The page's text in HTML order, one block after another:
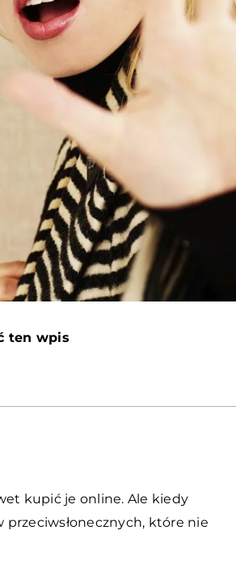
ten wpis
kupić je online. Ale kiedy
przeciwsłonecznych, które nie